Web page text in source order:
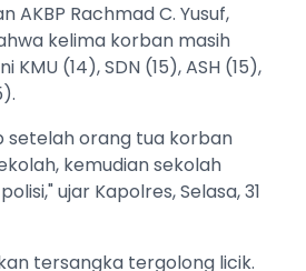
AKBP Rachmad C. Yusuf,
kelima korban masih
(14), SDN (15), ASH (15),
setelah orang tua korban
kemudian sekolah
ujar Kapolres, Selasa, 31
tersangka tergolong licik.